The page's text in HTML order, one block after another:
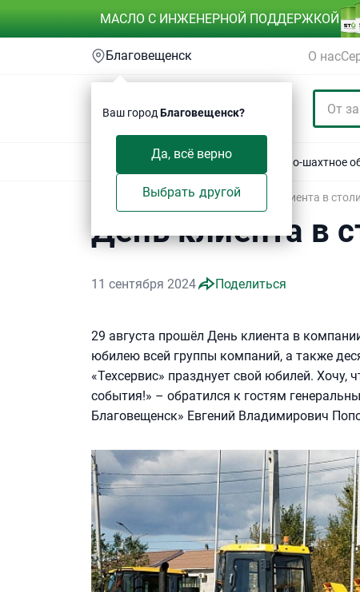
МАСЛО С ИНЖЕНЕРНОЙ ПОДДЕРЖКОЙ
Благовещенск
Ваш город Благовещенск?
Да, всё верно
Выбрать другой
О нас
СпецтехникаАвтотехника Горно-шахтное
Техсервис / Блог / Новости / День клиента в
День клиента в
11 сентября 2024 Поделиться
29 августа прошёл День клиента в
юбилею всей группы компаний, а также
«Техсервис» празднует свой юбилей. Хочу,
события!» – обратился к гостям
Благовещенск» Евгений Владимирович